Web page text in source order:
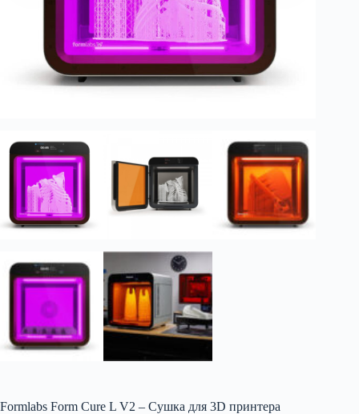
Formlabs Form Cure L V2 – Сушка для 3D принтера